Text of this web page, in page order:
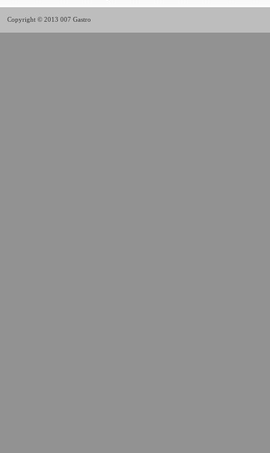
Copyright © 2013 007 Gastro